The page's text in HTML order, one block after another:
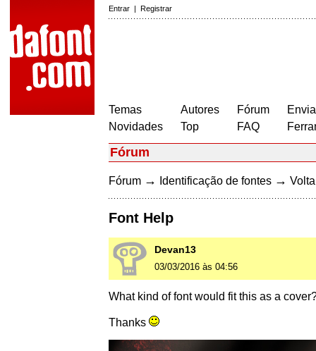
Entrar | Registrar
Temas
Novidades
Autores
Top
Fórum
FAQ
Fórum
Fórum → Identificação de fontes →
Font Help
Devan13
03/03/2016 às 04:56
What kind of font would fit this as a
Thanks